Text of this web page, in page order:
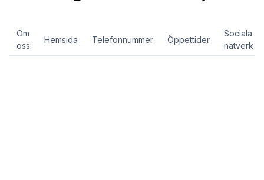
Om
oss
Hemsida Telefonnummer Öppettider
Sociala
nätverk